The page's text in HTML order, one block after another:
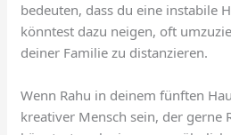
bedeuten, dass du eine instabile
könntest dazu neigen, oft
deiner Familie zu distanzieren.
Wenn Rahu in deinem fünften
kreativer Mensch sein, der gerne